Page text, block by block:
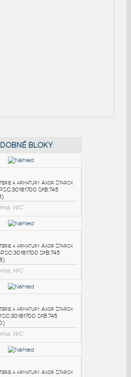
PODOBNÉ BLOKY
baterie a armatury Axor Starck
SfB:745
WC